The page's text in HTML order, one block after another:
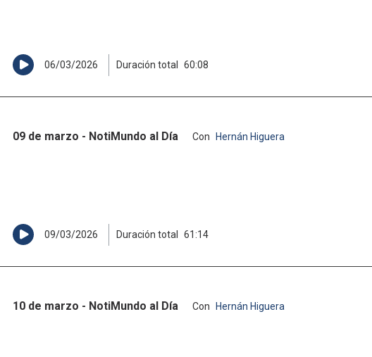
06/03/2026 Duración total 60:08
09 de marzo - NotiMundo al Día Con Hernán Higuera
09/03/2026 Duración total 61:14
10 de marzo - NotiMundo al Día Con Hernán Higuera